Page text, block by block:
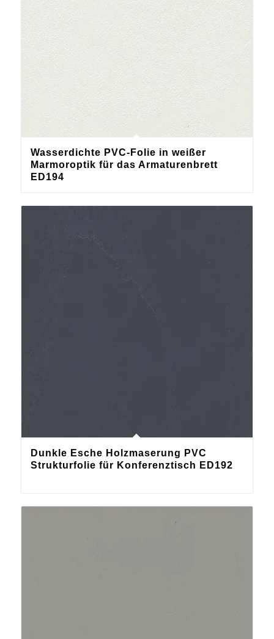
Wasserdichte PVC-Folie in weißer
Marmoroptik für das Armaturenbrett
ED194
Dunkle Esche Holzmaserung PVC
Strukturfolie für Konferenztisch ED192